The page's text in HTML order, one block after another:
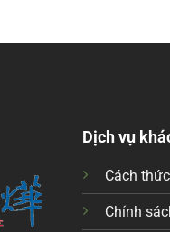
Dịch vụ
Cách
Chính